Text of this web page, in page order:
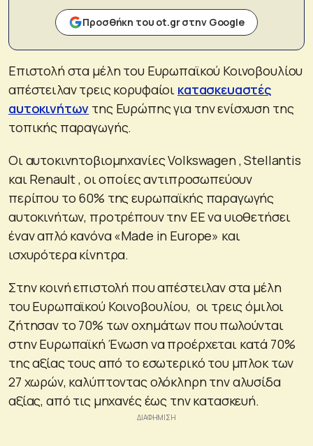
Προσθήκη του ot.gr στην Google
Επιστολή στα μέλη του Ευρωπαϊκού Κοινοβουλίου
απέστειλαν τρεις κορυφαίοι κατασκευαστές
αυτοκινήτων της Ευρώπης για την ενίσχυση της
τοπικής παραγωγής.
Οι αυτοκινητοβιομηχανίες Volkswagen , Stellantis
και Renault , οι οποίες αντιπροσωπεύουν
περίπου το 60% της ευρωπαϊκής παραγωγής
αυτοκινήτων, προτρέπουν την ΕΕ να υιοθετήσει
έναν απλό κανόνα «Made in Europe» και
ισχυρότερα κίνητρα.
Στην κοινή επιστολή που απέστειλαν στα μέλη
του Ευρωπαϊκού Κοινοβουλίου, οι τρεις όμιλοι
ζήτησαν το 70% των οχημάτων που πωλούνται
στην Ευρωπαϊκή Ένωση να προέρχεται κατά 70%
της αξίας τους από το εσωτερικό του μπλοκ των
27 χωρών, καλύπτοντας ολόκληρη την αλυσίδα
αξίας, από τις μηχανές έως την κατασκευή.